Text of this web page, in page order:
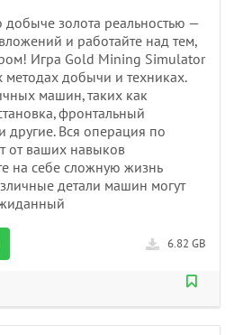
добыче золота реальностью —
и работайте над тем,
Игра Gold Mining Simulator
добычи и техниках.
машин, таких как
фронтальный
другие. Вся операция по
от ваших навыков
на себе сложную жизнь
детали машин могут
6.82 GB